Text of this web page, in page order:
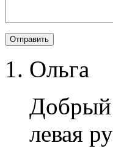
Ольга
Добрый
левая